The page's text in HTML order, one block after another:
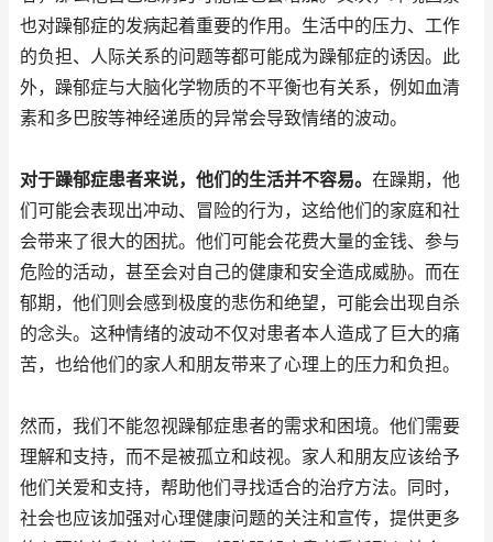
也对躁郁症的发病起着重要的作用。生活中的压力、工作
的负担、人际关系的问题等都可能成为躁郁症的诱因。此
外，躁郁症与大脑化学物质的不平衡也有关系，例如血清
素和多巴胺等神经递质的异常会导致情绪的波动。
对于躁郁症患者来说，他们的生活并不容易。 在躁期，他
们可能会表现出冲动、冒险的行为，这给他们的家庭和社
会带来了很大的困扰。他们可能会花费大量的金钱、参与
危险的活动，甚至会对自己的健康和安全造成威胁。而在
郁期，他们则会感到极度的悲伤和绝望，可能会出现自杀
的念头。这种情绪的波动不仅对患者本人造成了巨大的痛
苦，也给他们的家人和朋友带来了心理上的压力和负担。
然而，我们不能忽视躁郁症患者的需求和困境。他们需要
理解和支持，而不是被孤立和歧视。家人和朋友应该给予
他们关爱和支持，帮助他们寻找适合的治疗方法。同时，
社会也应该加强对心理健康问题的关注和宣传，提供更多